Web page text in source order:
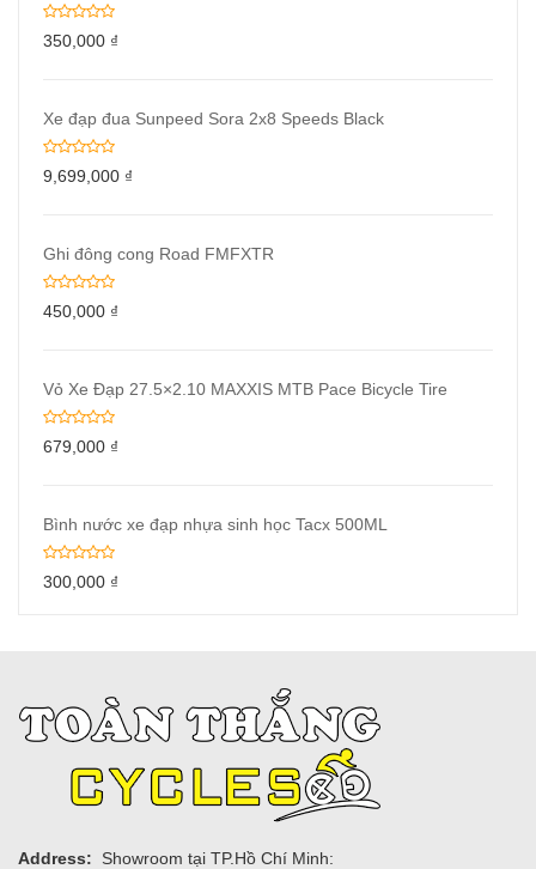
350,000 ₫
Xe đạp đua Sunpeed Sora 2x8 Speeds Black
9,699,000 ₫
Ghi đông cong Road FMFXTR
450,000 ₫
Vỏ Xe Đạp 27.5×2.10 MAXXIS MTB Pace Bicycle Tire
679,000 ₫
Bình nước xe đạp nhựa sinh học Tacx 500ML
300,000 ₫
Address:
Showroom tại TP.Hồ Chí Minh: